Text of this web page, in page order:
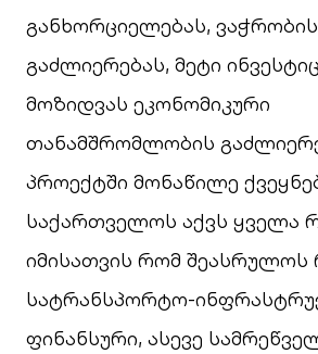
განხორციელებას, ვაჭრობის
გაძლიერებას, მეტი
მოზიდვას ეკონომიკური
თანამშრომლობის
პროექტში მონაწილე
საქართველოს აქვს ყველა
იმისათვის რომ შეასრულოს
სატრანსპორტო-
ფინანსური, ასევე